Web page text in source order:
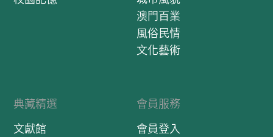
澳門百業
風俗民情
文化藝術
典藏精選
文獻館
會員服務
會員登入